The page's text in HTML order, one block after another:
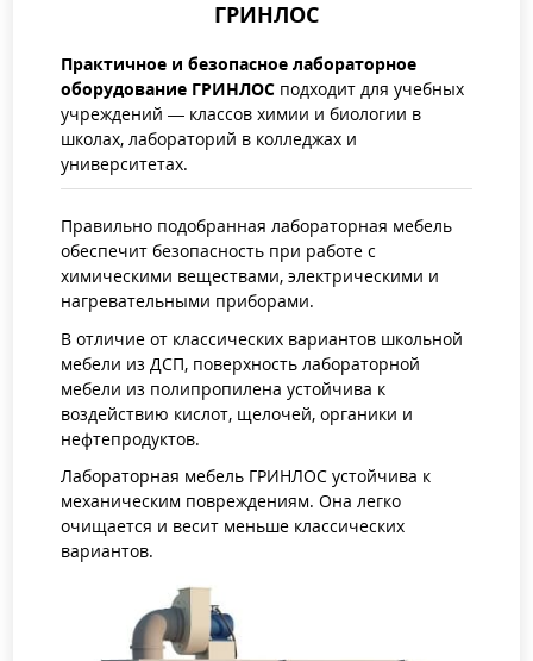
ГРИНЛОС
Практичное и безопасное лабораторное
оборудование ГРИНЛОС подходит для учебных
учреждений — классов химии и биологии в
школах, лабораторий в колледжах и
университетах.
Правильно подобранная лабораторная мебель
обеспечит безопасность при работе с
химическими веществами, электрическими и
нагревательными приборами.
В отличие от классических вариантов школьной
мебели из ДСП, поверхность лабораторной
мебели из полипропилена устойчива к
воздействию кислот, щелочей, органики и
нефтепродуктов.
Лабораторная мебель ГРИНЛОС устойчива к
механическим повреждениям. Она легко
очищается и весит меньше классических
вариантов.